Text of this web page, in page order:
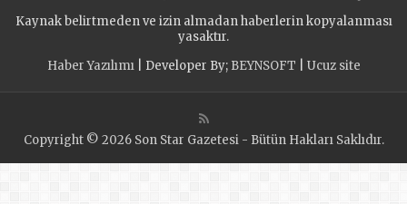
Kaynak belirtmeden ve izin almadan haberlerin kopyalanması
yasaktır.
Haber Yazılımı| Developer By; BEYNSOFT Ucuz site
Copyright © 2026 Son Star Gazetesi - Bütün Hakları Saklıdır.